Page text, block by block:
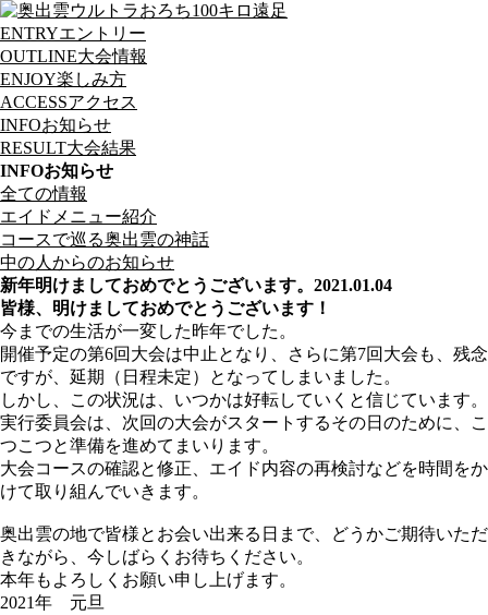
ENTRYエントリー
OUTLINE大会情報
ENJOY楽しみ方
ACCESSアクセス
INFOお知らせ
RESULT大会結果
INFOお知らせ
全ての情報
エイドメニュー紹介
コースで巡る奥出雲の神話
中の人からのお知らせ
新年明けましておめでとうございます。 2021.01.04
皆様、明けましておめでとうございます！
今までの生活が一変した昨年でした。
開催予定の第6回大会は中止となり、さらに第7回大会も、残念
ですが、延期（日程未定）となってしまいました。
しかし、この状況は、いつかは好転していくと信じています。
実行委員会は、次回の大会がスタートするその日のために、こ
つこつと準備を進めてまいります。
大会コースの確認と修正、エイド内容の再検討などを時間をか
けて取り組んでいきます。
奥出雲の地で皆様とお会い出来る日まで、どうかご期待いただ
きながら、今しばらくお待ちください。
本年もよろしくお願い申し上げます。
2021年 元旦